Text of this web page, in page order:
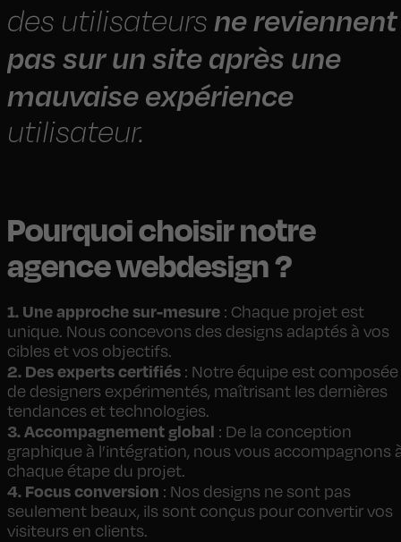
des utilisateurs ne reviennent
pas sur un site après une
mauvaise expérience
utilisateur.
Pourquoi choisir notre
agence webdesign ?
1. Une approche sur-mesure : Chaque projet est
unique. Nous concevons des designs adaptés à vos
cibles et vos objectifs.
2. Des experts certifiés : Notre équipe est composée
de designers expérimentés, maîtrisant les dernières
tendances et technologies.
3. Accompagnement global : De la conception
graphique à l’intégration, nous vous accompagnons
chaque étape du projet.
4. Focus conversion : Nos designs ne sont pas
seulement beaux, ils sont conçus pour convertir vos
visiteurs en clients.